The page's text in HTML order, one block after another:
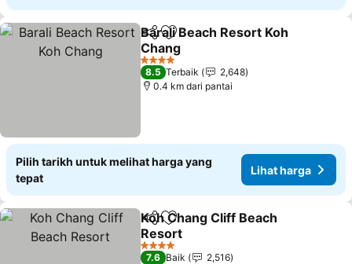
KongsiTambah ke favorit
Barali Beach Resort Koh
Chang
Lihat harga
4 Bintang
8.5 Terbaik
2,648
0.4 km dari pantai
Pilih tarikh untuk melihat harga yang
tepat
Lihat harga
KongsiTambah ke favorit
Koh Chang Cliff Beach
Resort
Lihat harga
4 Bintang
7.6 Baik
2,516